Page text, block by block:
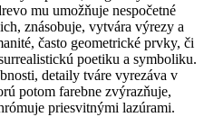
mu umožňuje nespočetné
znásobuje, vytvára výrezy a
často geometrické prvky, či
poetiku a symboliku.
detaily tváre vyrezáva v
potom farebne zvýrazňuje,
priesvitnými lazúrami.